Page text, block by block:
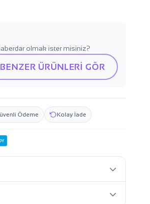
olmak ister misiniz?
BENZER ÜRÜNLERİ GÖR
Ödeme Kolay İade